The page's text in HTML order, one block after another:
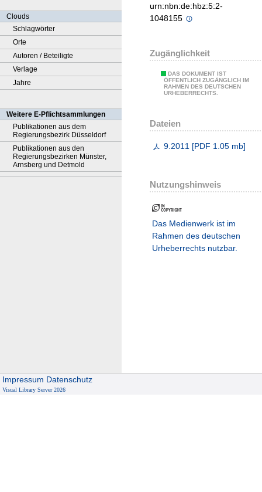
Clouds
Schlagwörter
Orte
Autoren / Beteiligte
Verlage
Jahre
Weitere E-Pflichtsammlungen
Publikationen aus dem
Regierungsbezirk Düsseldorf
Publikationen aus den
Regierungsbezirken Münster,
Arnsberg und Detmold
urn:nbn:de:hbz:5:2-
1048155
Zugänglichkeit
DAS DOKUMENT IST
ÖFFENTLICH ZUGÄNGLICH IM
RAHMEN DES DEUTSCHEN
URHEBERRECHTS.
Dateien
9.2011 [PDF 1.05 mb]
Nutzungshinweis
Das Medienwerk ist im
Rahmen des deutschen
Urheberrechts nutzbar.
Impressum Datenschutz
Visual Library Server 2026